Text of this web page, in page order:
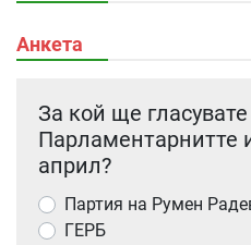
Анкета
За кой ще
Парламентарнитте
април?
Партия на Румен
ГЕРБ